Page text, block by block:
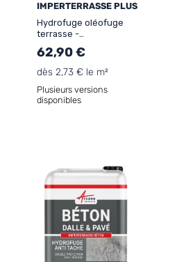
IMPERTERRASSE PLUS
Hydrofuge oléofuge
terrasse -
Imperméabilisant
solvanté effet longue
durée : IMPERTERRASSE
PLUS
62,90 €
dès 2,73 € le m²
Plusieurs versions
disponibles